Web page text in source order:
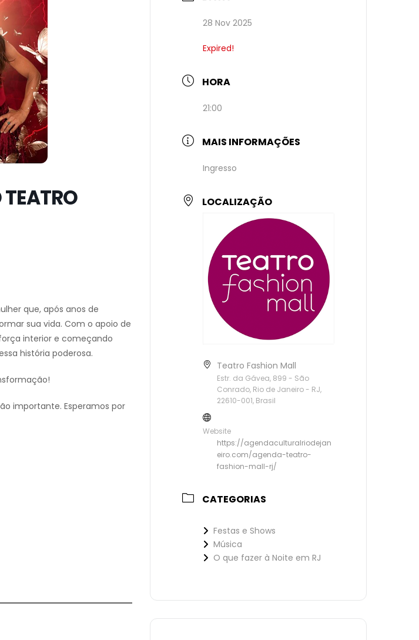
que, após anos de
sua vida. Com o apoio de
interior e começando
história poderosa.
importante. Esperamos por
28 Nov 2025
Expired!
HORA
21:00
MAIS INFORMAÇÕES
Ingresso
LOCALIZAÇÃO
Teatro Fashion Mall
Estr. da Gávea, 899 - São
Conrado, Rio de Janeiro - RJ,
22610-001, Brasil
Website
https://agendaculturalriodejan
eiro.com/agenda-teatro-
fashion-mall-rj/
CATEGORIAS
Festas e Shows
Música
O que fazer à Noite em RJ